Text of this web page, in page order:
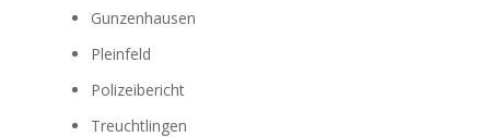
Gunzenhausen
Pleinfeld
Polizeibericht
Treuchtlingen